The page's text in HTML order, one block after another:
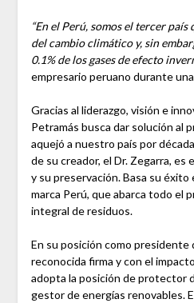
“En el Perú, somos el tercer
del cambio climático y, sin
0.1% de los gases de efecto
empresario peruano durante
Gracias al liderazgo, visión e
Petramás busca dar solución al
aquejó a nuestro país por
de su creador, el Dr. Zegarra, es
y su preservación. Basa su
marca Perú, que abarca todo el
integral de residuos.
En su posición como presidente
reconocida firma y con el
adopta la posición de protector
gestor de energías renovables.